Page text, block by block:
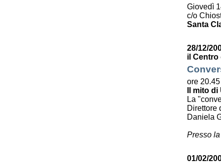
Giovedì
c/o
Santa
28/12/
il Centro
ore 20.45
Il mito
La
Direttore
Daniela
Presso
01/02/